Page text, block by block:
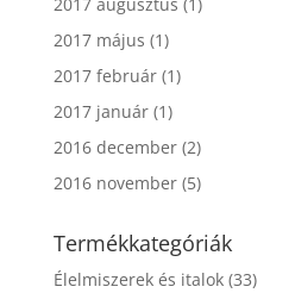
2017 augusztus (1)
2017 május (1)
2017 február(1)
2017 január(1)
2016 december(2)
2016 november(5)
Termékkategóriák
Élelmiszerek és italok (33)